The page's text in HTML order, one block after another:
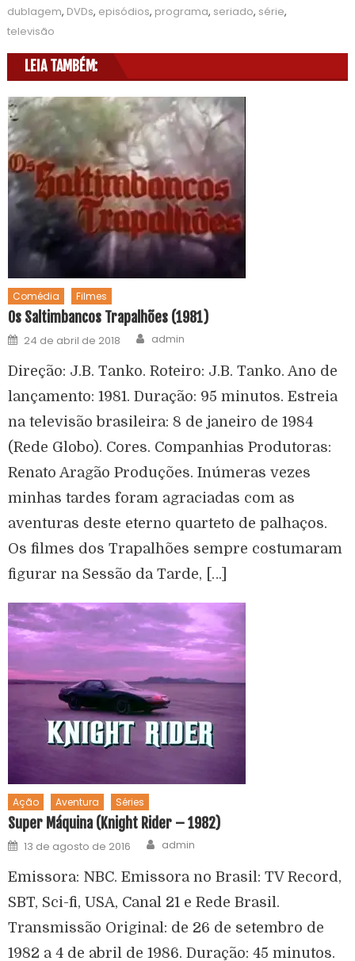
dublagem, DVDs, episódios, programa, seriado, série,
televisão
LEIA TAMBÉM:
Comédia Filmes
Os Saltimbancos Trapalhões (1981)
24 de abril de 2018 admin
Direção: J.B. Tanko. Roteiro: J.B. Tanko. Ano de
lançamento: 1981. Duração: 95 minutos. Estreia
na televisão brasileira: 8 de janeiro de 1984
(Rede Globo). Cores. Companhias Produtoras:
Renato Aragão Produções. Inúmeras vezes
minhas tardes foram agraciadas com as
aventuras deste eterno quarteto de palhaços.
Os filmes dos Trapalhões sempre costumaram
figurar na Sessão da Tarde, […]
Ação Aventura Séries
Super Máquina (Knight Rider – 1982)
13 de agosto de 2016 admin
Emissora: NBC. Emissora no Brasil: TV Record,
SBT, Sci-fi, USA, Canal 21 e Rede Brasil.
Transmissão Original: de 26 de setembro de
1982 a 4 de abril de 1986. Duração: 45 minutos.